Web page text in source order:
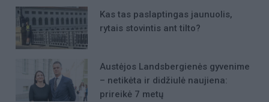
Kas tas paslaptingas jaunuolis,
rytais stovintis ant tilto?
Austėjos Landsbergienės gyvenime
– netikėta ir didžiulė naujiena:
prireikė 7 metų